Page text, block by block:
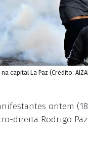
La Paz (Crédito:
ontem
direita Rodrigo